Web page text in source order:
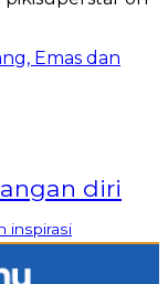
Emas dan
diri
inspirasi